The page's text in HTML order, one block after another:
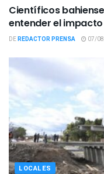
Científicos
entender el
DEREDACTOR PRENSA 07/
LOCALES